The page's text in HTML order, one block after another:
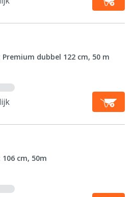
dubbel 122 cm, 50 m
cm, 50m